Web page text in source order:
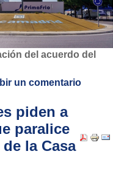
del acuerdo del
un comentario
piden a
paralice
la Casa